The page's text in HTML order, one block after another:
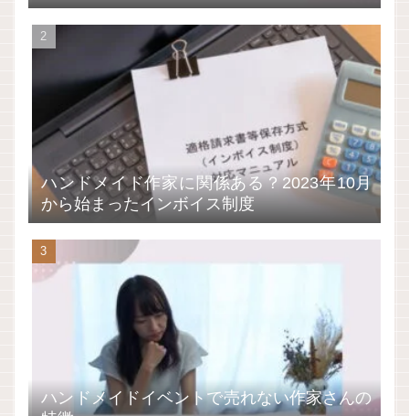
ハンドメイド作家に関係ある？2023年10月
から始まったインボイス制度
ハンドメイドイベントで売れない作家さんの